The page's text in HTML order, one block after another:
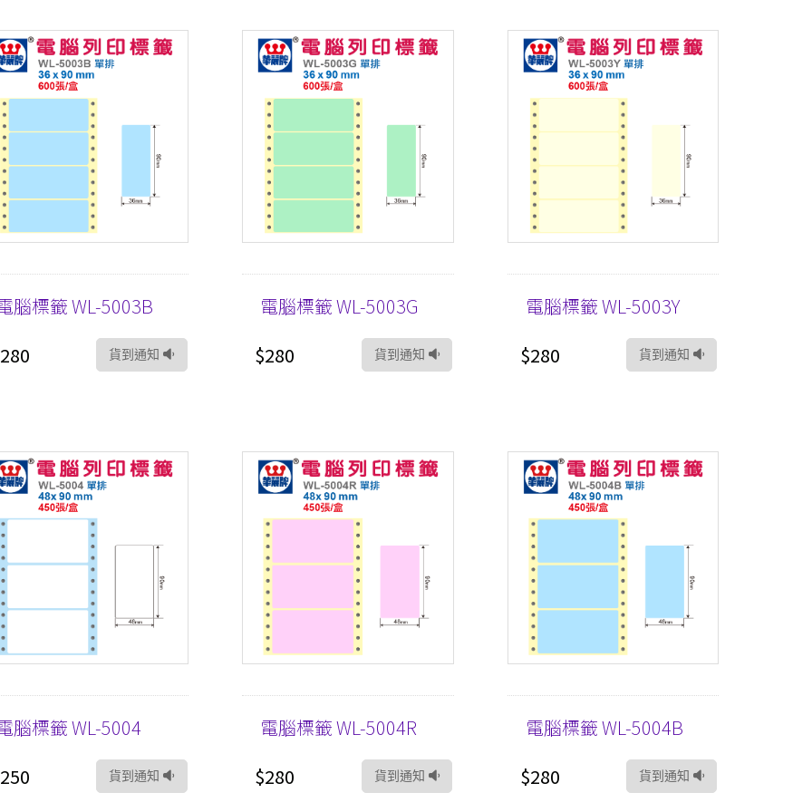
腦標籤 WL-5003B
貨到通知
電腦標籤 WL-5003G
$280
貨到通知
電腦標籤 WL-5003Y
$280
貨到通知
腦標籤 WL-5004
貨到通知
電腦標籤 WL-5004R
$280
貨到通知
電腦標籤 WL-5004B
$280
貨到通知